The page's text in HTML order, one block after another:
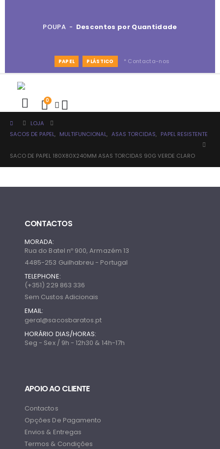
POUPA - Descontos por Quantidade
PAPEL PLÁSTICO * Contacta-nos
0
LOJA
SACOS DE PAPEL, MULTIFUNCIONAL, ASAS TORCIDAS, PAPEL RESISTENTE
SACO DE PAPEL 180X80X240MM ASAS TORCIDAS 90G VERDE CLARO
CONTACTOS
MORADA:
Rua do Batel nº 900, Armazém 13
4485-253 Guilhabreu - Portugal
TELEPHONE:
(+351) 229 863 336
Sem Custos Adicionais
EMAIL:
geral@sacosbaratos.pt
HORÁRIO DIAS/HORAS:
Seg - Sex / 9h - 12h30 & 14h-17h
APOIO AO CLIENTE
Contactos
Opções De Pagamento
Envios & Entregas
Termos & Condições